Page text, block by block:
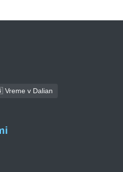
v Dalian